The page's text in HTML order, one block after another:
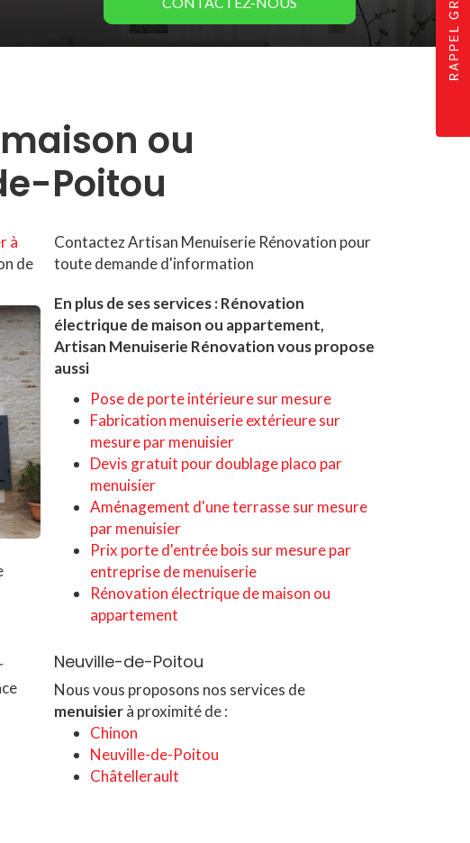
ou
Poitou
à
de
Contactez Artisan Menuiserie Rénovation pour
toute demande d'information
En plus de ses services :Rénovation
électrique de maison ou appartement,
Artisan Menuiserie Rénovation vous propose
aussi
Pose de porte intérieure sur mesure
Fabrication menuiserie extérieure sur
mesure par menuisier
Devis gratuit pour doublage placo par
menuisier
Aménagement d'une terrasse sur mesure
par menuisier
Prix porte d'entrée bois sur mesure par
entreprise de menuiserie
Rénovation électrique de maison ou
appartement
Neuville-de-Poitou
Nous vous proposons nos services de
menuisierà proximité de :
Chinon
Neuville-de-Poitou
Châtellerault